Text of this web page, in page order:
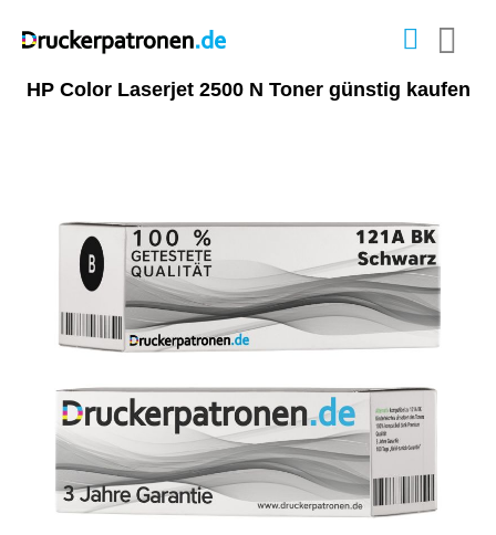
HP Color Laserjet 2500 N Toner günstig kaufen